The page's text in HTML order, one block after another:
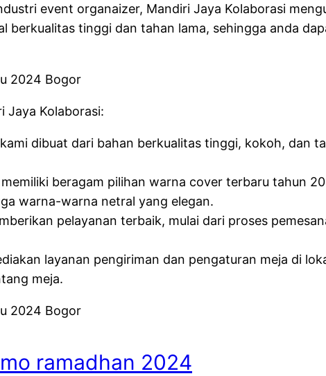
event organaizer, Mandiri Jaya Kolaborasi
berkualitas tinggi dan tahan lama, sehingga anda
Jaya Kolaborasi:
dibuat dari bahan berkualitas tinggi, kokoh, dan
beragam pilihan warna cover terbaru tahun
warna-warna netral yang elegan.
pelayanan terbaik, mulai dari proses
layanan pengiriman dan pengaturan meja di
meja.
ramadhan 2024